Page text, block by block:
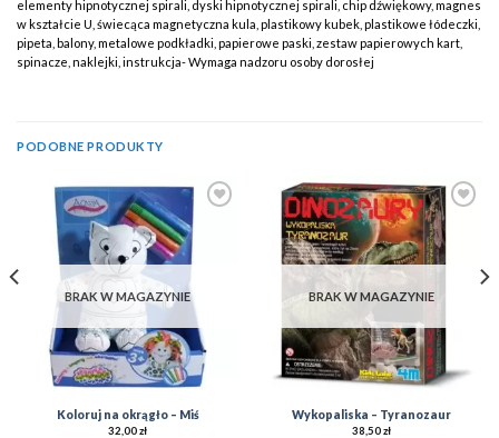
elementy hipnotycznej spirali, dyski hipnotycznej spirali, chip dźwiękowy, magnes
w kształcie U, świecąca magnetyczna kula, plastikowy kubek, plastikowe łódeczki,
pipeta, balony, metalowe podkładki, papierowe paski, zestaw papierowych kart,
spinacze, naklejki, instrukcja- Wymaga nadzoru osoby dorosłej
PODOBNE PRODUKTY
Wishlist
BRAK W MAGAZYNIE
Koloruj na okrągło – Miś
32,00zł
Add to
Wishlist
BRAK W MAGAZYNIE
Wykopaliska – Tyranozaur
38,50zł